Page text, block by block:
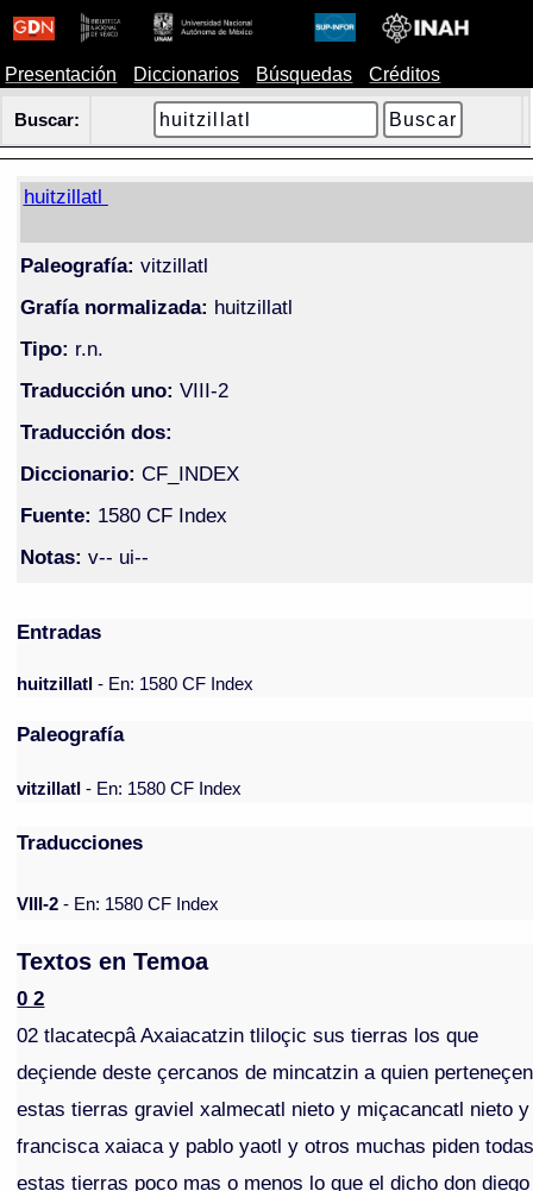
Presentación Diccionarios Búsquedas Créditos
Buscar:
huitzillatl
Paleografía: vitzillatl
Grafía normalizada: huitzillatl
Tipo: r.n.
Traducción uno: VIII-2
Traducción dos:
Diccionario: CF_INDEX
Fuente: 1580 CF Index
Notas: v-- ui--
Entradas
huitzillatl- En: 1580 CF Index
Paleografía
vitzillatl - En: 1580 CF Index
Traducciones
VIII-2 - En: 1580 CF Index
Textos en Temoa
0 2
­02 tlacatecpâ Axaiacatzin tliloçic sus tierras los que
deçiende deste çercanos de mincatzin a quien perteneçen
estas tierras graviel xalmecatl nieto y miçacancatl nieto y
francisca xaiaca y pablo yaotl y otros muchas piden
estas tierras poco mas o menos lo que el dicho don diego